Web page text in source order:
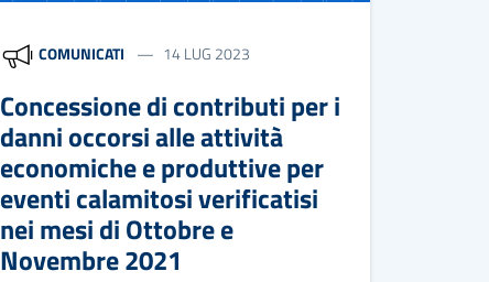
COMUNICATI 14 LUG 2023
Concessione di contributi per i
danni occorsi alle attività
economiche e produttive per
eventi calamitosi verificatisi
nei mesi di Ottobre e
Novembre 2021